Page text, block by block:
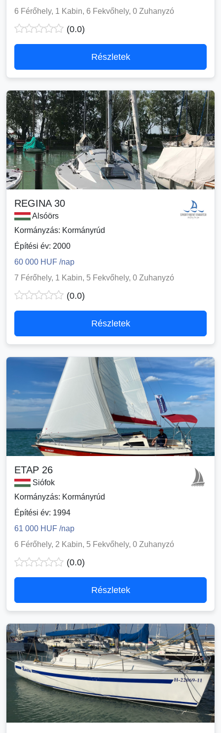
6 Férőhely, 1 Kabin, 6 Fekvőhely, 0 Zuhanyzó
(0.0)
Részletek
REGINA 30
Alsóörs
Kormányzás: Kormányrúd
Építési év: 2000
60 000 HUF /nap
7 Férőhely, 1 Kabin, 5 Fekvőhely, 0 Zuhanyzó
(0.0)
Részletek
ETAP 26
Siófok
Kormányzás: Kormányrúd
Építési év: 1994
61 000 HUF /nap
6 Férőhely, 2 Kabin, 5 Fekvőhely, 0 Zuhanyzó
(0.0)
Részletek